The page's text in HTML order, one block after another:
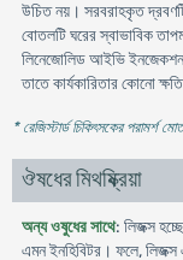
উচিত নয়। সরবরাহকৃত
বোতলটি ঘরের স্বাভাবিক
লিনেজোলিড আইভি ইনজেকশন
তাতে কার্যকারিতার কোনো
* রেজিস্টার্ড চিকিৎসকের পরামর্শ
ঔষধের মিথষ্ক্রিয়া
অন্য ওষুধের সাথে: লিজক্স
এমন ইনহিবিটর। ফলে, লিজক্স